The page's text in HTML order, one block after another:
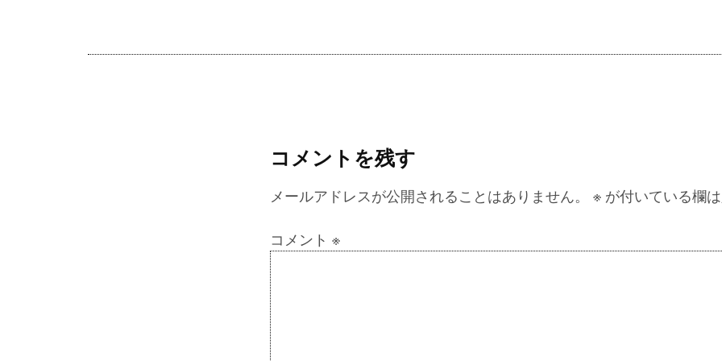
コメントを残す
メールアドレスが公開されることはありません。 ※が付いている欄
コメント ※